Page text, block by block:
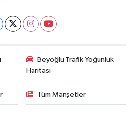
Beyoğlu Trafik Yoğunluk
Haritası
Tüm Manşetler